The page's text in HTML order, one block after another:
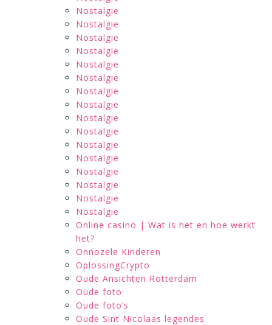
Nostalgie
Nostalgie
Nostalgie
Nostalgie
Nostalgie
Nostalgie
Nostalgie
Nostalgie
Nostalgie
Nostalgie
Nostalgie
Nostalgie
Nostalgie
Nostalgie
Nostalgie
Nostalgie
Online casino | Wat is het en hoe werkt
het?
Onnozele Kinderen
OplossingCrypto
Oude Ansichten Rotterdam
Oude foto
Oude foto’s
Oude Sint Nicolaas legendes